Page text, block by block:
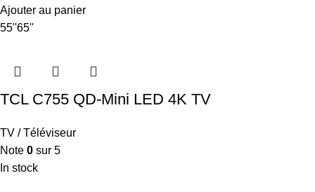
Ajouter au panier
55''65''
TCL C755 QD-Mini LED 4K TV
TV / Téléviseur
Note 0 sur 5
In stock